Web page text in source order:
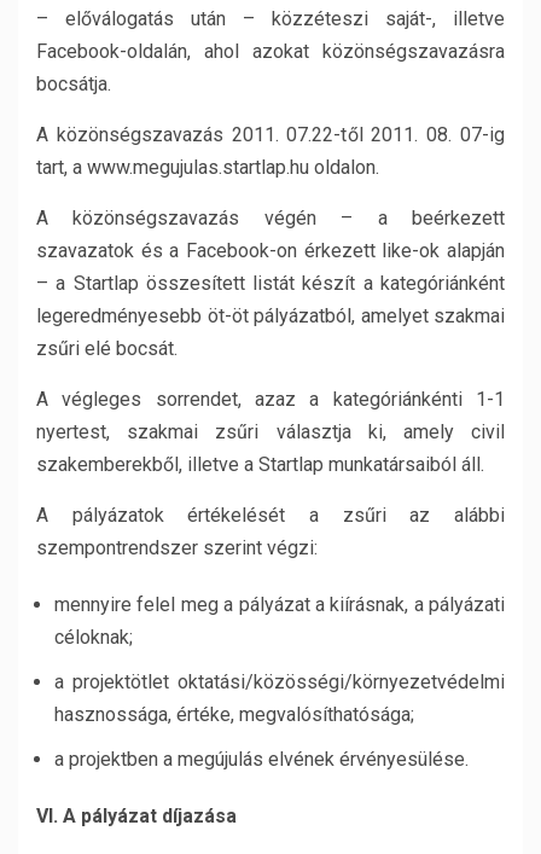
– előválogatás után – közzéteszi saját-, illetve
Facebook-oldalán, ahol azokat közönségszavazásra
bocsátja.
A közönségszavazás 2011. 07.22-től 2011. 08. 07-ig
tart, a www.megujulas.startlap.hu oldalon.
A közönségszavazás végén – a beérkezett
szavazatok és a Facebook-on érkezett like-ok alapján
– a Startlap összesített listát készít a kategóriánként
legeredményesebb öt-öt pályázatból, amelyet szakmai
zsűri elé bocsát.
A végleges sorrendet, azaz a kategóriánkénti 1-1
nyertest, szakmai zsűri választja ki, amely civil
szakemberekből, illetve a Startlap munkatársaiból áll.
A pályázatok értékelését a zsűri az alábbi
szempontrendszer szerint végzi:
mennyire felel meg a pályázat a kiírásnak, a pályázati
céloknak;
a projektötlet oktatási/közösségi/környezetvédelmi
hasznossága, értéke, megvalósíthatósága;
a projektben a megújulás elvének érvényesülése.
VI. A pályázat díjazása